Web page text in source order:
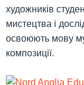
художників
мистецтва і
освоюють мову
композиції.